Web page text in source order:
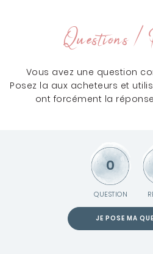
Questions /
Vous avez une question
Posez la aux acheteurs et
ont forcément la
0
QUESTION
JE POSE MA